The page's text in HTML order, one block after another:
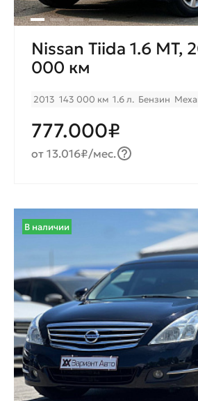
Nissan Tiida 1.6 МТ,
000 км
2013 143 000 км 1.6 л. Бензин
777.000₽
от 13.016₽/мес.
В наличии